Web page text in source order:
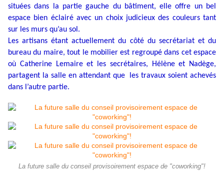
situées dans la partie gauche du bâtiment, elle offre un bel
espace bien éclairé avec un choix judicieux des couleurs tant
sur les murs qu’au sol.
Les artisans étant actuellement du côté du secrétariat et du
bureau du maire, tout le mobilier est regroupé dans cet espace
où Catherine Lemaire et les secrétaires, Hélène et Nadège,
partagent la salle en attendant que les travaux soient achevés
dans l’autre partie.
La future salle du conseil provisoirement espace de "coworking"!